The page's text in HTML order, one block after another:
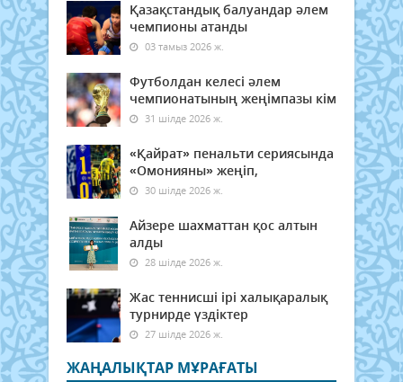
Қазақстандық балуандар әлем
чемпионы атанды
03 тамыз 2026 ж.
Футболдан келесі әлем
чемпионатының жеңімпазы кім
31 шілде 2026 ж.
«Қайрат» пенальти сериясында
«Омонияны» жеңіп,
30 шілде 2026 ж.
Айзере шахматтан қос алтын
алды
28 шілде 2026 ж.
Жас теннисші ірі халықаралық
турнирде үздіктер
27 шілде 2026 ж.
ЖАҢАЛЫҚТАР МҰРАҒАТЫ